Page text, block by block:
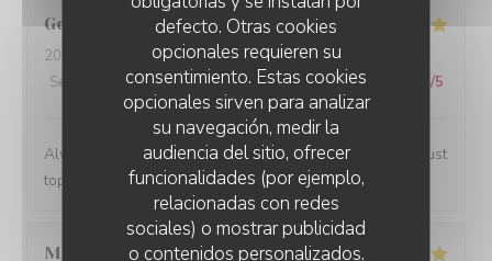
defecto. Otras cookies
opcionales requieren su
consentimiento. Estas cookies
opcionales sirven para analizar
su navegación, medir la
audiencia del sitio, ofrecer
funcionalidades (por ejemplo,
relacionadas con redes
sociales) o mostrar publicidad
o contenidos personalizados.
George
2024-02-07
- 13:00 - Invitados 2
Servicio
/5 Ambiente: 4/5 Menú: 5/5 Calidad / Precio 4/5
Always a lovely place to lunch and the personnel are just
top notch.
Marwan A